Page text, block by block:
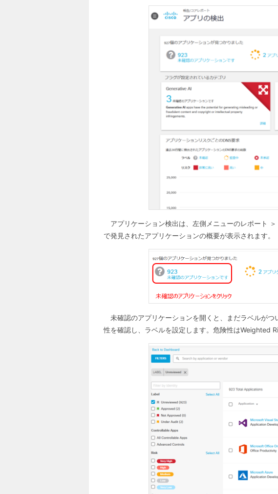
アプリケーション検出は、左側メニューのレポート
で発見されたアプリケーションの概要が表示されます。
未確認のアプリケーションを開くと、まだラベルが
性を確認し、ラベルを設定します。危険性はWeighted